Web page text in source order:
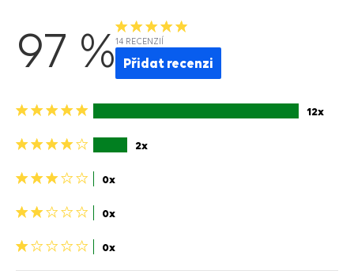
97 %14 RECENZIÍ
Přidat recenzi
5
12x
4
2x
3
0x
2
0x
1
0x